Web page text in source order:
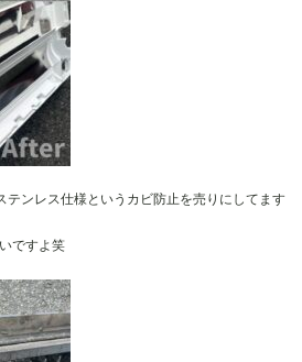
テンレス仕様というカビ防止を売りにしてます
ですよ笑